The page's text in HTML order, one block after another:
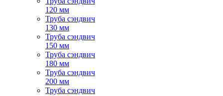
120 мм
Труба сэндвич
130 мм
Труба сэндвич
150 мм
Труба сэндвич
180 мм
Труба сэндвич
200 мм
Труба сэндвич